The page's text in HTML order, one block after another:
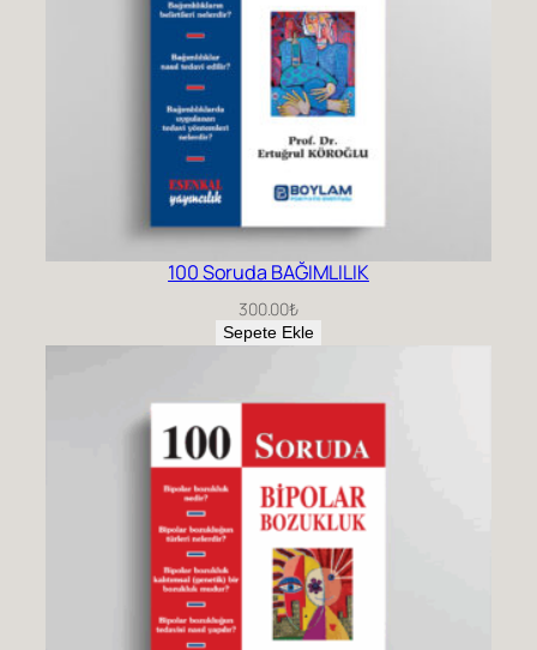
100 Soruda BAĞIMLILIK
300.00₺
Sepete Ekle